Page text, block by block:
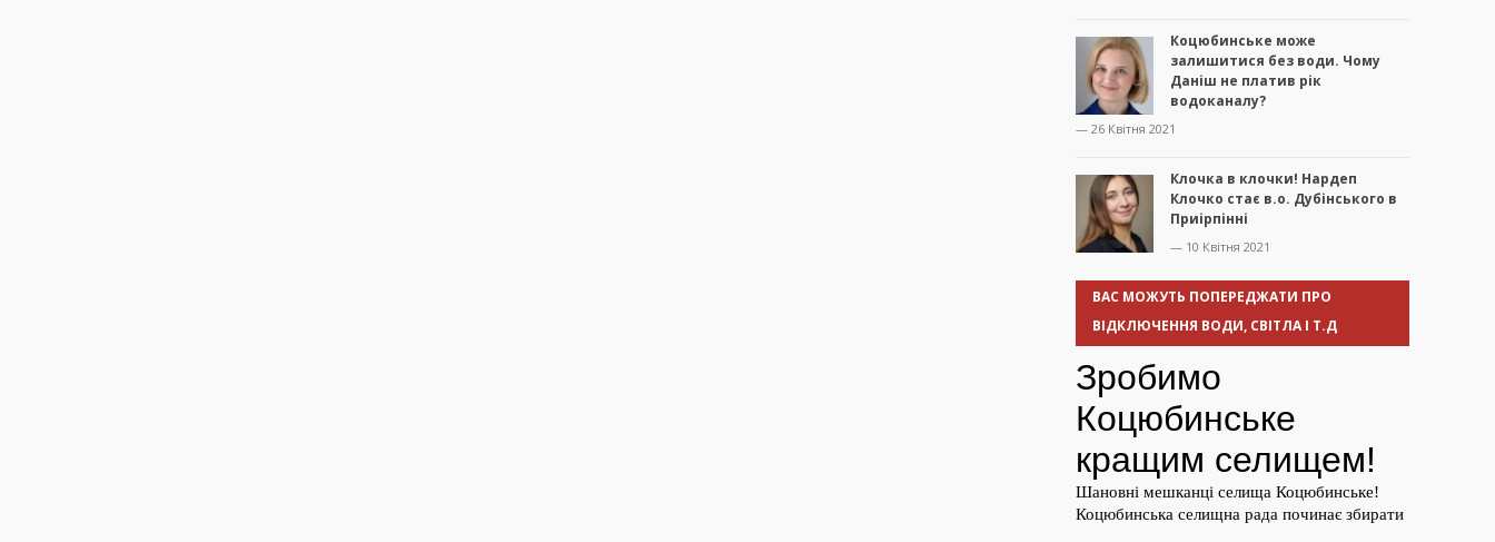
Коцюбинське може
залишитися без води. Чому
Даніш не платив рік
водоканалу?
— 26 Квітня 2021
Клочка в клочки! Нардеп
Клочко стає в.о. Дубінського в
Приірпінні
— 10 Квітня 2021
ВАС МОЖУТЬ ПОПЕРЕДЖАТИ ПРО
ВІДКЛЮЧЕННЯ ВОДИ, СВІТЛА І Т.Д